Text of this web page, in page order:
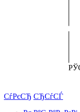
СѓРєСЂ СЂСѓСЃ